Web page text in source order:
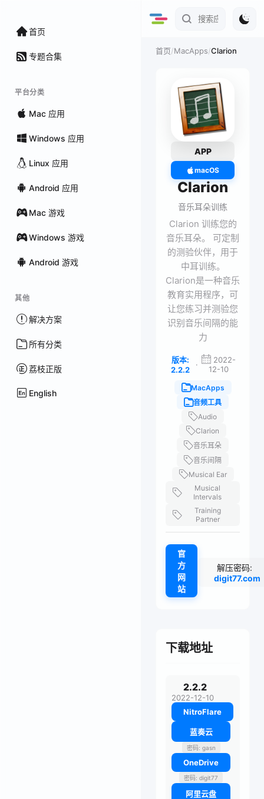
首页
专题合集
平台分类
Mac 应用
Windows 应用
Linux 应用
Android 应用
Mac 游戏
Windows 游戏
Android 游戏
其他
解决方案
所有分类
荔枝正版
English
首页/MacApps/Clarion
APP
macOS
Clarion
音乐耳朵训练
Clarion 训练您的
音乐耳朵。 可定制
的测验伙伴，用于
中耳训练。
Clarion是一种音乐
教育实用程序，可
让您练习并测验您
识别音乐间隔的能
力
版本:
2.2.2
·
2022-
12-10
MacApps
音频工具
Audio
Clarion
音乐耳朵
音乐间隔
Musical Ear
Musical
Intervals
Training
Partner
官
方
网
站
解压密码:
digit77.com
下载地址
2.2.2
2022-12-10
NitroFlare
蓝奏云
密码: gasn
OneDrive
密码: digit77
阿里云盘